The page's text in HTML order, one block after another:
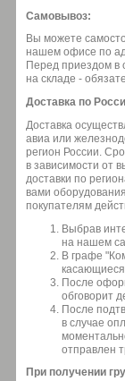
Самовывоз:
Вы можете
нашем офисе по
Перед приездом в
на складе -
Доставка по
Доставка
авиа или
регион России.
в зависимости от
доставки по
вами
покупателям
Выбрав
на нашем
В графе
касающиеся
После
обговорит
После
в случае
отправлен
При получении